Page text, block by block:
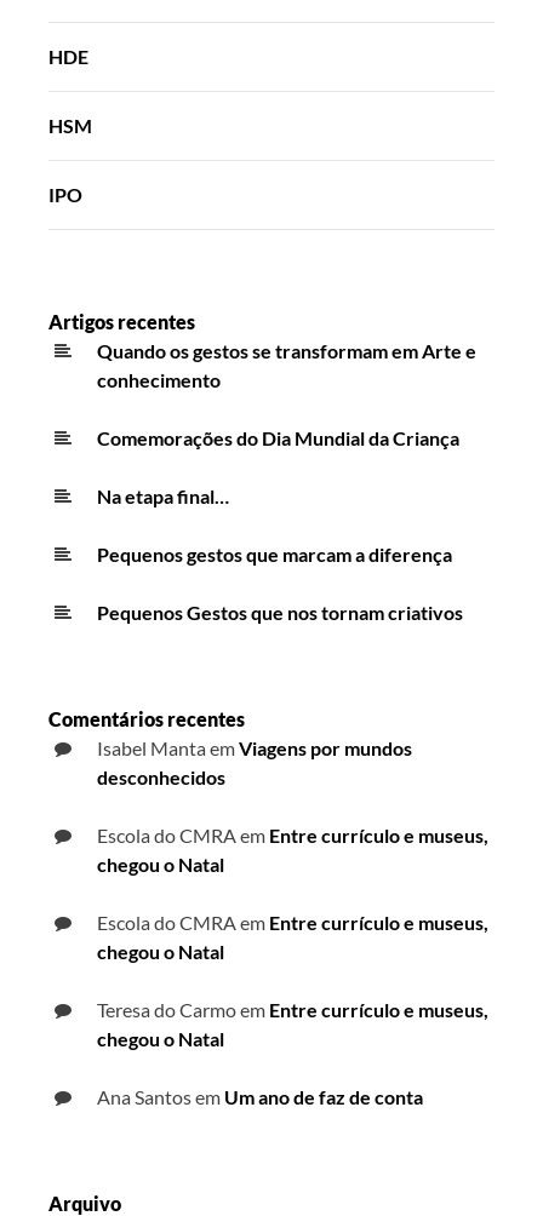
HDE
HSM
IPO
Artigos recentes
Quando os gestos se transformam em Arte e
conhecimento
Comemorações do Dia Mundial da Criança
Na etapa final…
Pequenos gestos que marcam a diferença
Pequenos Gestos que nos tornam criativos
Comentários recentes
Isabel MantaemViagens por mundos
desconhecidos
Escola do CMRA em Entre currículo e museus,
chegou o Natal
Escola do CMRA em Entre currículo e museus,
chegou o Natal
Teresa do Carmoem Entre currículo e museus,
chegou o Natal
Ana Santosem Um ano de faz de conta
Arquivo